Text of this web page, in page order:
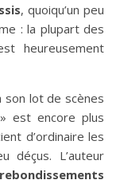
, quoiqu’un peu
: la plupart des
heureusement
lot de scènes
est encore plus
d’ordinaire les
déçus. L’auteur